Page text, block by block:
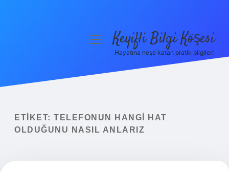
Yasal Uyarı
menüyüKeyifli Bilgi Köşesi
Hayatına neşe katan pratik bilgiler!
ETIKET: TELEFONUN HANGI HAT
OLDUĞUNU NASIL ANLARIZ